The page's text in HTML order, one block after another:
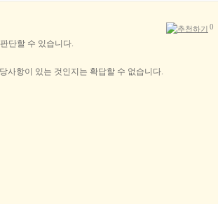
0
단할 수 있습니다.
사항이 있는 것인지는 확답할 수 없습니다.